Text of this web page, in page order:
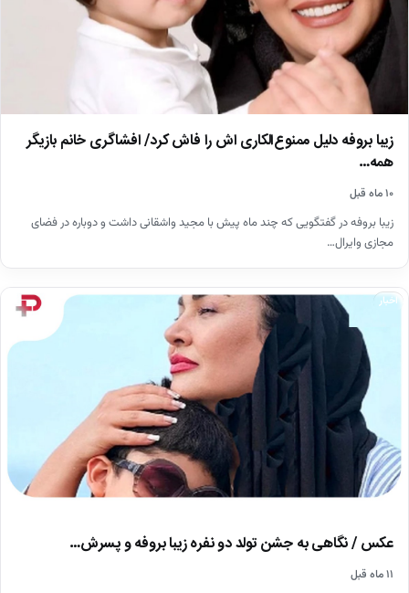
زیبا بروفه دلیل ممنوع‌الکاری اش را فاش کرد/ افشاگری خانم بازیگر
همه…
۱۰ ماه قبل
زیبا بروفه در گفتگویی که چند ماه پیش با مجید واشقانی داشت و دوباره در فضای
مجازی وایرال…
اخبار
عکس / نگاهی به جشن تولد دو نفره زیبا بروفه و پسرش…
۱۱ ماه قبل